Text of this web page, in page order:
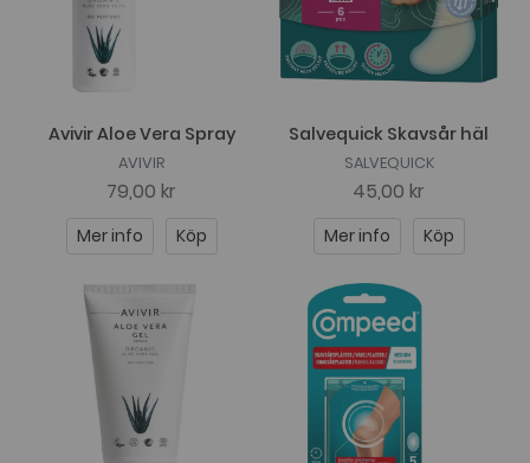
Avivir Aloe Vera Spray
AVIVIR
79,00 kr
Mer info Köp
Salvequick Skavsår häl
SALVEQUICK
45,00 kr
Mer info Köp